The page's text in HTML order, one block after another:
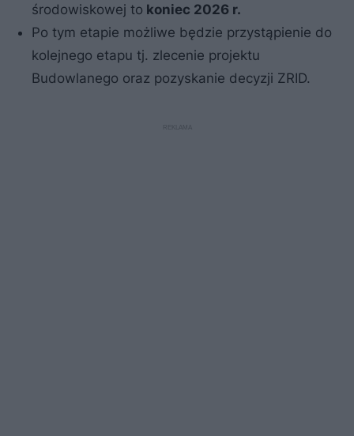
środowiskowej to koniec 2026 r.
Po tym etapie możliwe będzie przystąpienie do
kolejnego etapu tj. zlecenie projektu
Budowlanego oraz pozyskanie decyzji ZRID.